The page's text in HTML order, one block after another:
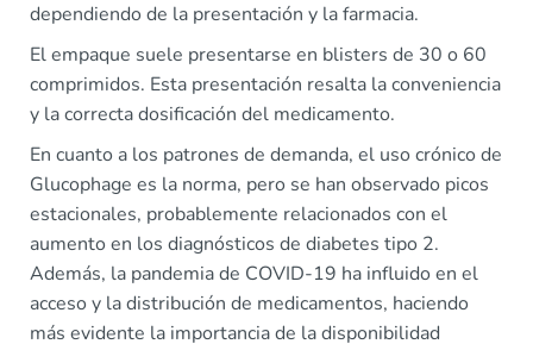
dependiendo de la presentación y la farmacia.
El empaque suele presentarse en blisters de 30 o 60
comprimidos. Esta presentación resalta la conveniencia
y la correcta dosificación del medicamento.
En cuanto a los patrones de demanda, el uso crónico de
Glucophage es la norma, pero se han observado picos
estacionales, probablemente relacionados con el
aumento en los diagnósticos de diabetes tipo 2.
Además, la pandemia de COVID-19 ha influido en el
acceso y la distribución de medicamentos, haciendo
más evidente la importancia de la disponibilidad